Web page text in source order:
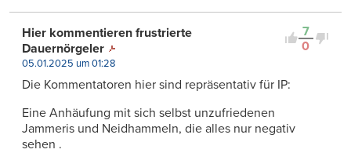
7
0
Hier kommentieren frustrierte
Dauernörgeler
05.01.2025 um 01:28
Die Kommentatoren hier sind repräsentativ für IP:
Eine Anhäufung mit sich selbst unzufriedenen
Jammeris und Neidhammeln, die alles nur negativ
sehen .